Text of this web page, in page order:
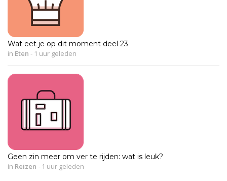
Wat eet je op dit moment deel 23
in Eten - 1 uur geleden
Geen zin meer om ver te rijden: wat is leuk?
in Reizen - 1 uur geleden